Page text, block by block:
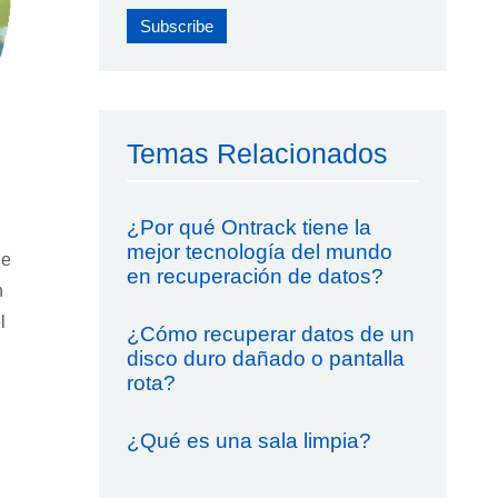
Temas Relacionados
¿Por qué Ontrack tiene la
mejor tecnología del mundo
en recuperación de datos?
¿Cómo recuperar datos de un
disco duro dañado o pantalla
rota?
¿Qué es una sala limpia?